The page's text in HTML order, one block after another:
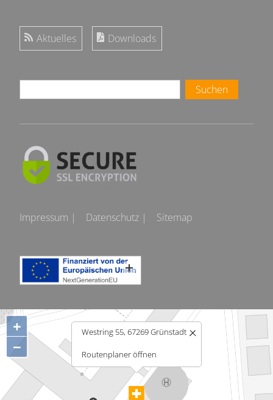
Aktuelles Downloads
Suchen
Impressum | Datenschutz | Sitemap
Westring 55, 67269 Grünstadt
Routenplaner öffnen
+
−